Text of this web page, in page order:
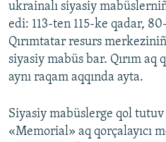
ukrainalı siyasiy mabüslerniñ
edi: 113-ten 115-ke qadar,
Qırımtatar resurs
siyasiy mabüs bar. Qırım aq
aynı raqam aqqında ayta.
Siyasiy mabüslerge qol
«Memorial» aq qorçalayıcı